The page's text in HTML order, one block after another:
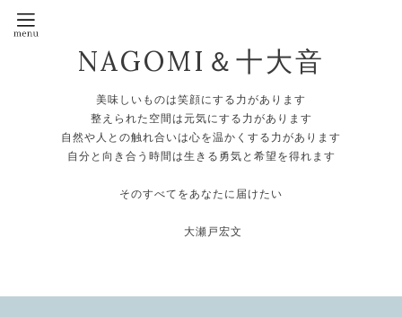
NAGOMI＆十大音
美味しいものは笑顔にする力があります
整えられた空間は元気にする力があります
自然や人との触れ合いは心を温かくする力があります
自分と向き合う時間は生きる勇気と希望を得れます
そのすべてをあなたに届けたい
大瀬戸宏文